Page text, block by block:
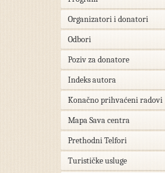
Organizatori i donatori
Odbori
Poziv za donatore
Indeks autora
Konačno prihvaćeni radovi
Mapa Sava centra
Prethodni Telfori
Turističke usluge